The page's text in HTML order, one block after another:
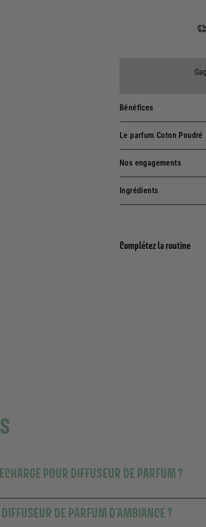
Bénéfices
Le parfum Coton Poudré
Nos engagements
Ingrédients
Complétez la routine
POUR DIFFUSEUR DE PARFUM ?
DE PARFUM D’AMBIANCE ?